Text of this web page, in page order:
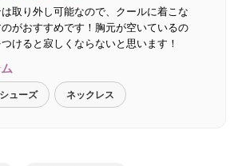
取り外し可能なので、クールに着こな
がおすすめです！胸元が空いているの
けると寂しくならないと思います！
シューズ ネックレス